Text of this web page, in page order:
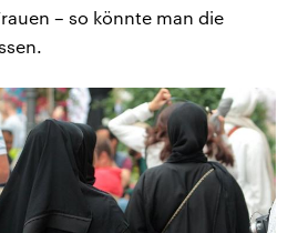
– so könnte man die